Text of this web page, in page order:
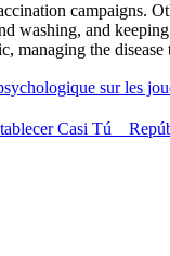
campaigns.
washing, and
the
sur les
Casi Tú _